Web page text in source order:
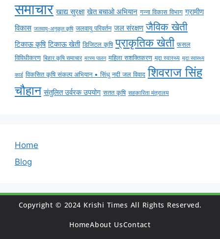
समाचार खाद्य सुरक्षा खेत बचाओ अभियान गन्ना विकास विभाग ग्रामीण
विकास जलवायु-अनुकूल कृषि जलवायु परिवर्तन जल संरक्षण जैविक खेती
टिकाऊ कृषि टिकाऊ खेती डिजिटल कृषि प्राकृतिक खेती फसल
विविधीकरण बिहार कृषि समाचार मत्स्य पालन महिला सशक्तिकरण मृदा स्वास्थ्य मृदा स्वास्थ्य
कार्ड विकसित कृषि संकल्प अभियान • सिंधु नदी जल विवाद शिवराज सिंह
चौहान संतुलित उर्वरक उपयोग सतत कृषि सहकारिता मंत्रालय
Home
Blog
Copyright © 2024 Krishi Times All Rights Reserved.
HomeAbout UsContact